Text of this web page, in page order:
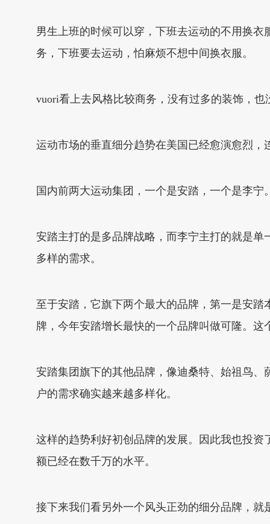
男生上班的时候可以穿，下班去运动的不用换
务，下班要去运动，怕麻烦不想中间换衣服。
vuori看上去风格比较商务，没有过多的装饰，
运动市场的垂直细分趋势在美国已经愈演愈烈
国内前两大运动集团，一个是安踏，一个是李
安踏主打的是多品牌战略，而李宁主打的就是
多样的需求。
至于安踏，它旗下两个最大的品牌，第一是安
牌，今年安踏增长最快的一个品牌叫做可隆。
安踏集团旗下的其他品牌，像迪桑特、始祖鸟
户的需求确实越来越多样化。
这样的趋势利好初创品牌的发展。因此我也投
额已经在数千万的水平。
接下来我们看另外一个风头正劲的细分品牌，就